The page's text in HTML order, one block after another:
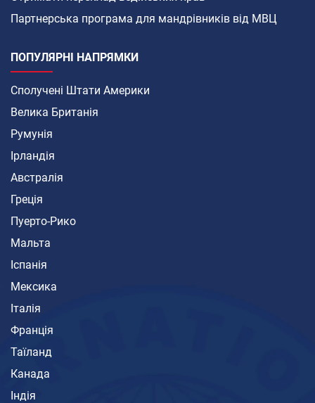
Партнерська програма для мандрівників від МВЦ
ПОПУЛЯРНІ НАПРЯМКИ
Сполучені Штати Америки
Велика Британія
Румунія
Ірландія
Австралія
Греція
Пуерто-Рико
Мальта
Іспанія
Мексика
Італія
Франція
Таїланд
Канада
Індія